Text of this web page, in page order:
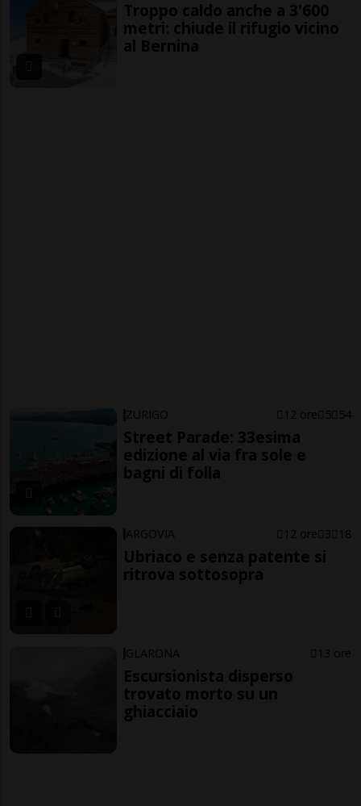
Troppo caldo anche a 3'600
metri: chiude il rifugio vicino
al Bernina
ZURIGO 12 ore 5 54
Street Parade: 33esima
edizione al via fra sole e
bagni di folla
ARGOVIA 12 ore 3 18
Ubriaco e senza patente si
ritrova sottosopra
GLARONA 13 ore
Escursionista disperso
trovato morto su un
ghiacciaio